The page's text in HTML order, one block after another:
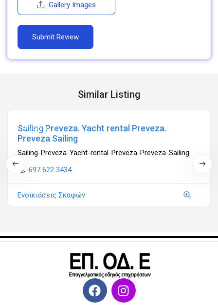
Gallery Images
Similar Listing
Ανοιχτά
Sailing Preveza. Yacht rental Preveza.
Preveza Sailing
Sailing-Preveza-Yacht-rental-Preveza-Preveza-Sailing
697 622 3434
Ενοικιάσεις Σκαφών